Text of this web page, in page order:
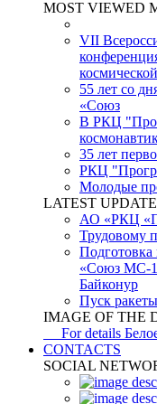
MOST VIEWED
VII
55 лет со
«Союз
В РКЦ
35 лет
РКЦ
Молодые
LATEST
АО «РКЦ
Трудовому
«Союз МС-
Байконур
Пуск
IMAGE OF THE
For details
CONTACTS
SOCIAL